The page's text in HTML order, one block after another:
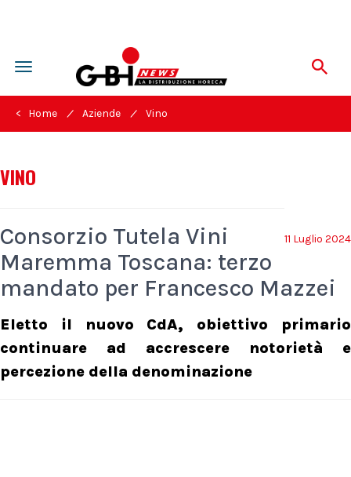
Toggle
navigation
< Home / Aziende / Vino
VINO
11 Luglio 2024
Consorzio Tutela Vini
Maremma Toscana: terzo
mandato per Francesco Mazzei
Eletto il nuovo CdA, obiettivo primario
continuare ad accrescere notorietà e
percezione della denominazione